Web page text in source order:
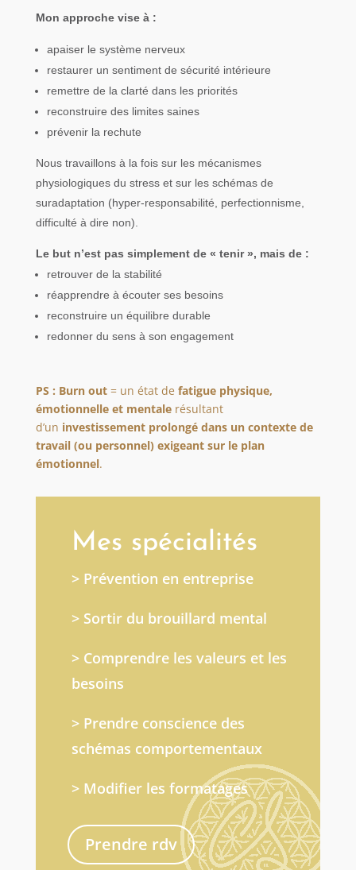
Mon approche vise à :
apaiser le système nerveux
restaurer un sentiment de sécurité intérieure
remettre de la clarté dans les priorités
reconstruire des limites saines
prévenir la rechute
Nous travaillons à la fois sur les mécanismes
physiologiques du stress et sur les schémas de
suradaptation (hyper-responsabilité, perfectionnisme,
difficulté à dire non).
Le but n’est pas simplement de « tenir », mais de :
retrouver de la stabilité
réapprendre à écouter ses besoins
reconstruire un équilibre durable
redonner du sens à son engagement
PS : Burn out= un état de fatigue physique,
émotionnelle et mentalerésultant
d’un investissement prolongé dans un contexte de
travail (ou personnel) exigeant sur le plan
émotionnel.
Mes spécialités
> Prévention en entreprise
> Sortir du brouillard mental
> Comprendre les valeurs et les
besoins
> Prendre conscience des
schémas comportementaux
> Modifier les formatages
Prendre rdv